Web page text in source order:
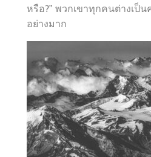
หรือ?” พวกเขาทุกคนต่างเป็
อย่างมาก